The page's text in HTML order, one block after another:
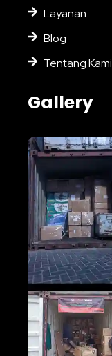
Layanan
Blog
Tentang Kami
Gallery